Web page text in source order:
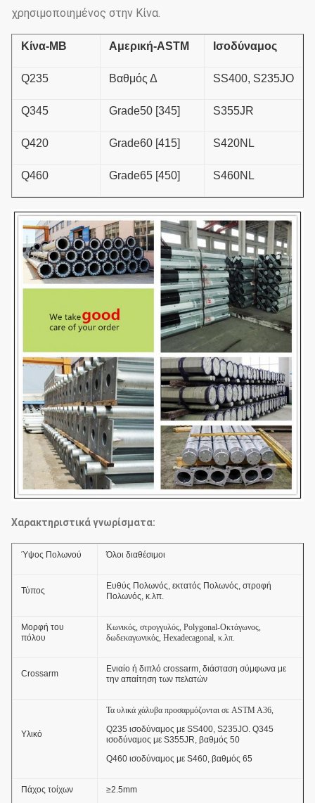
χρησιμοποιημένος στην Κίνα.
Κίνα-ΜΒ Αμερική-ASTM Ισοδύναμος
Q235 Βαθμός Δ SS400, S235JO
Q345 Grade50 [345] S355JR
Q420 Grade60 [415] S420NL
Q460 Grade65 [450] S460NL
Χαρακτηριστικά γνωρίσματα:
Ύψος Πολωνού Όλοι διαθέσιμοι
Τύπος
Ευθύς Πολωνός, εκτατός Πολωνός, στροφή
Πολωνός, κ.λπ.
Μορφή του
πόλου
Κωνικός, στρογγυλός, Polygonal-Οκτάγωνος,
δωδεκαγωνικός, Hexadecagonal, κ.λπ.
Crossarm
Ενιαίο ή διπλό crossarm, διάσταση σύμφωνα με
την απαίτηση των πελατών
Υλικό
Τα υλικά χάλυβα προσαρμόζονται σε ASTM A36,
Q235 ισοδύναμος με SS400, S235JO. Q345
ισοδύναμος με S355JR, βαθμός 50
Q460 ισοδύναμος με S460, βαθμός 65
Πάχος τοίχων ≥2.5mm